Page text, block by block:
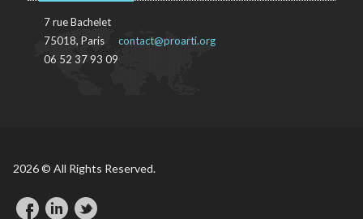
7 rue Bachelet
75018, Paris
06 52 37 93 09
contact@proarti.org
2026 © All Rights Reserved.